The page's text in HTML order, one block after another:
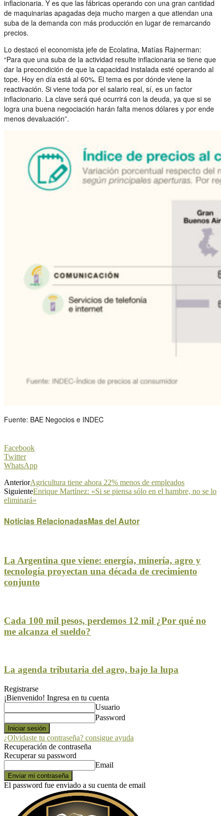
inflacionaria. Y es que las fábricas operando con una gran cantidad
de maquinarias apagadas deja mucho margen a que atiendan una
suba de la demanda con más producción en lugar de remarcando
precios.
Lo destacó el economista jefe de Ecolatina, Matías Rajnerman:
“Para que una suba de la actividad resulte inflacionaria se tiene que
dar la precondición de que la capacidad instalada esté operando al
tope. Hoy en día está al 60%. El tema es por dónde viene la
reactivación. Si viene toda por el salario real, sí, es un factor
inflacionario. La clave será qué ocurrirá con la deuda, ya que si se
logra una buena negociación harán falta menos dólares y por ende
menos devaluación”.
Fuente: BAE Negocios e INDEC
Facebook
Twitter
WhatsApp
AnteriorAgricultura tiene ahora 22% menos de empleados
SiguienteEnrique Martínez: «Si se piensa sólo en el hambre, no se lo
eliminará»
Noticias RelacionadasMas del Autor
La Argentina que viene: energía, minería, agro y
tecnología proyectan una década de crecimiento
conjunto
Cada 100 mil pesos, perdemos 12 mil ¿Por qué no
me alcanza el sueldo?
La agenda tributaria del agro, bajo la lupa
Registrarse
¡Bienvenido! Ingresa en tu cuenta
Usuario
Password
¿Olvidaste tu contraseña? consigue ayuda
Recuperación de contraseña
Recuperar su password
Email
El password fue enviado a su cuenta de email